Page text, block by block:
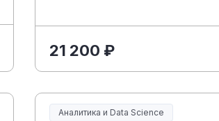
21 200 ₽
Аналитика и Data Science